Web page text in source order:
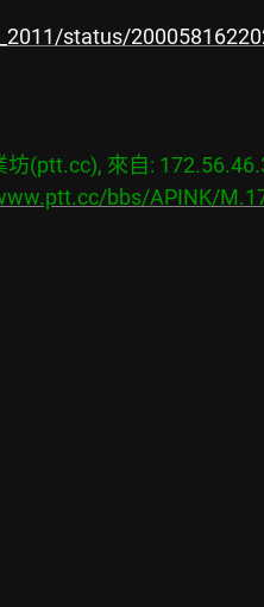
status/
坊(ptt.cc), 來自:
bbs/APINK/